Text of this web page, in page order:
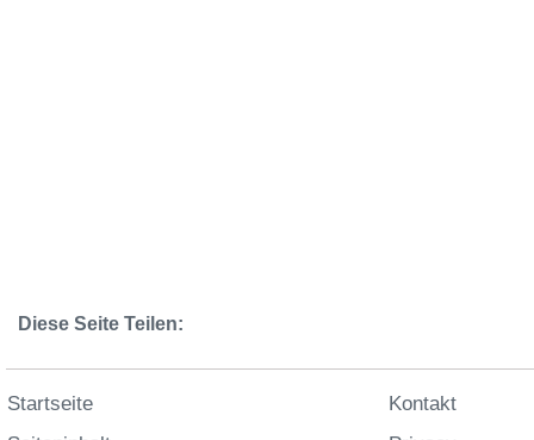
Diese Seite Teilen:
Startseite
Kontakt